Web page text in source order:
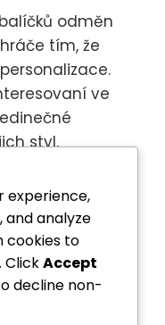
odměn
tím, že
ve
styl.
předměty
Například
jen dobře,
konkrétními
ve hře, což je
experience,
analyze
cookies to
. ClickAccept
decline non-